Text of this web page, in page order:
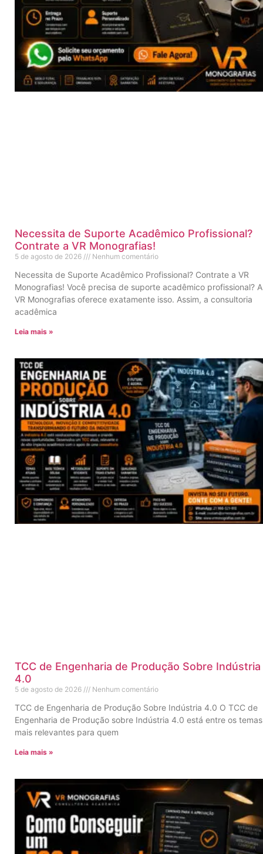
Necessita de Suporte Acadêmico Profissional?
Contrate a VR Monografias!
5 de agosto de 2026 Nenhum comentário
Necessita de Suporte Acadêmico Profissional? Contrate a VR
Monografias! Você precisa de suporte acadêmico profissional? A
VR Monografias oferece exatamente isso. Assim, a consultoria
acadêmica
Leia mais »
TCC de Engenharia de Produção Sobre Indústria
4.0
5 de agosto de 2026 Nenhum comentário
TCC de Engenharia de Produção Sobre Indústria 4.0 O TCC de
Engenharia de Produção sobre Indústria 4.0 está entre os temas
mais relevantes para quem
Leia mais »